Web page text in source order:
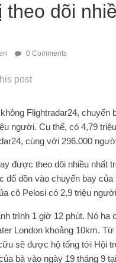
theo dõi
0 Comments
post
Flightradar24,
người. Cụ thể, có 4,79
cùng với 296.000
được theo dõi nhiều
dồn vào chuyến bay
cô Pelosi có 2,9 triệu
trình 1 giờ 12 phút. Nó
London khoảng 10km.
sẽ được hộ tống tới Hội
bà vào ngày 19 tháng 9